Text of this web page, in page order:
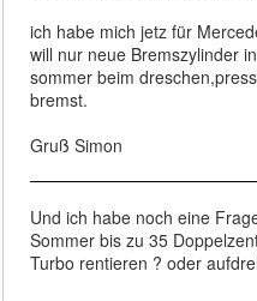
ich habe mich jetz für
will nur neue Bremszylinder
sommer beim
bremst.
Gruß Simon
Und ich habe noch eine
Sommer bis zu 35
Turbo rentieren ? oder